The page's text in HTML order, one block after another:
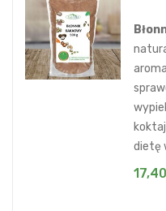
dietę
17,40